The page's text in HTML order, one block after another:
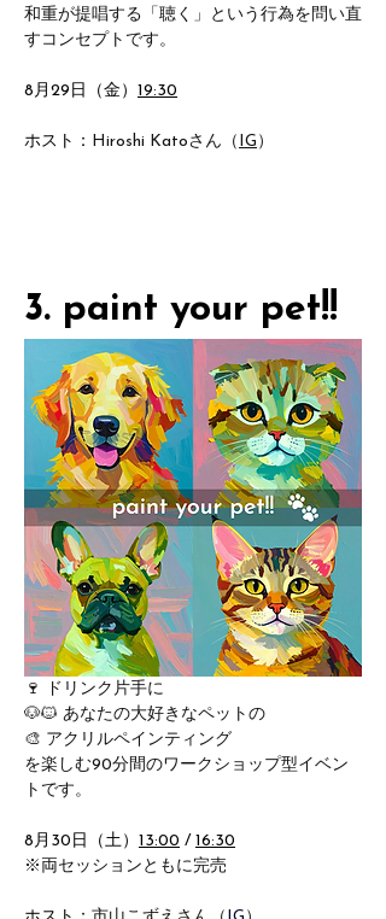
和重が提唱する「聴く」という行為を問い直
すコンセプトです。
8月29日（金） 19:30
ホスト： Hiroshi Katoさん（ IG ）
3. paint your pet!!
🍷 ドリンク片手に
🐶🐱 あなたの大好きなペットの
🎨 アクリルペインティング
を楽しむ90分間のワークショップ型イベン
トです。
8月30日（土） 13:00 / 16:30
※両セッションともに完売